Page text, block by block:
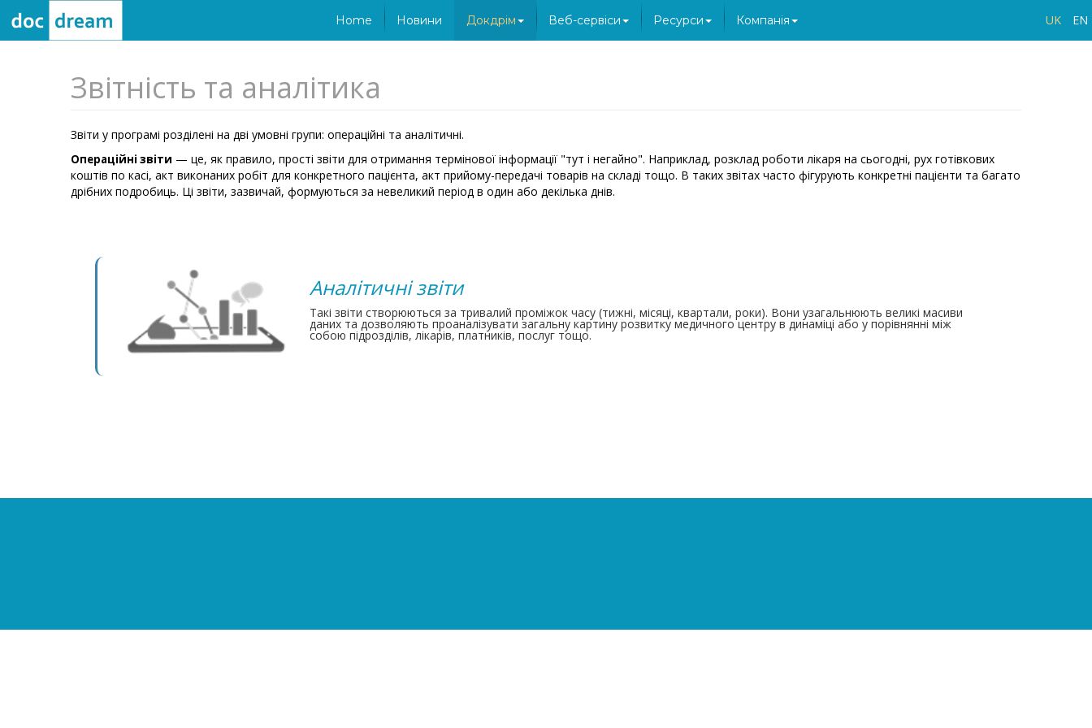
Home Новини Докдрім Веб-сервіси Ресурси Компанія UK EN
Звітність та аналітика
Звіти у програмі розділені на дві умовні групи: операційні та аналітичні.
Операційні звіти — це, як правило, прості звіти для отримання термінової інформації "тут і негайно". Наприклад, розклад роботи лікаря на сьогодні, рух готівкових
коштів по касі, акт виконаних робіт для конкретного пацієнта, акт прийому-передачі товарів на складі тощо. В таких звітах часто фігурують конкретні пацієнти та багато
дрібних подробиць. Ці звіти, зазвичай, формуються за невеликий період в один або декілька днів.
Аналітичні звіти
Такі звіти створюються за тривалий проміжок часу (тижні, місяці, квартали, роки). Вони узагальнюють великі масиви
даних та дозволяють проаналізувати загальну картину розвитку медичного центру в динаміці або у порівнянні між
собою підрозділів, лікарів, платників, послуг тощо.